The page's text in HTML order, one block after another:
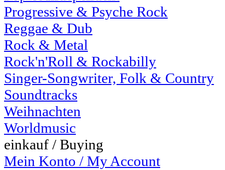
Progressive & Psyche Rock
Reggae & Dub
Rock & Metal
Rock'n'Roll & Rockabilly
Singer-Songwriter, Folk & Country
Soundtracks
Weihnachten
Worldmusic
einkauf / Buying
Mein Konto / My Account